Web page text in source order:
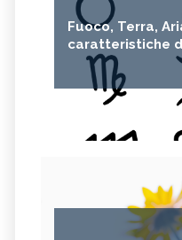
Fuoco, Terra,
caratteristiche